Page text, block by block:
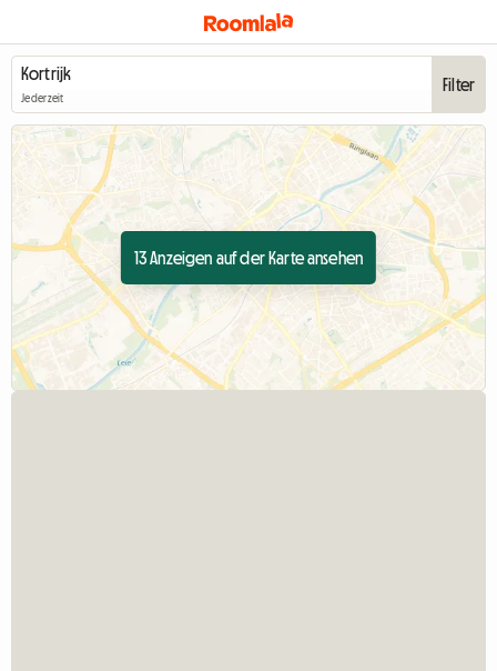
Jederzeit
Filter
13 Anzeigen auf der Karte ansehen